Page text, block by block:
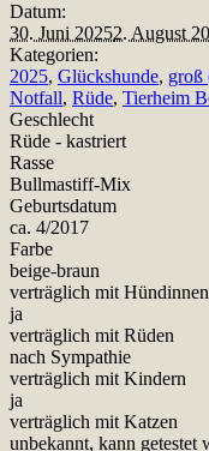
Datum:
30. Juni 20252. August
Kategorien:
2025, Glückshunde, groß
Notfall, Rüde, Tierheim
Geschlecht
Rüde - kastriert
Rasse
Bullmastiff-Mix
Geburtsdatum
ca. 4/2017
Farbe
beige-braun
verträglich mit Hündinnen
ja
verträglich mit Rüden
nach Sympathie
verträglich mit Kindern
ja
verträglich mit Katzen
unbekannt, kann getestet